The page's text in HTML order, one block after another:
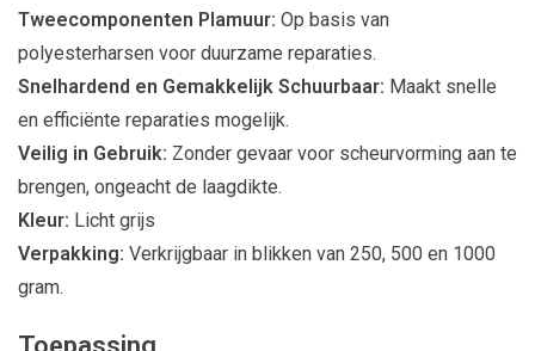
Tweecomponenten Plamuur: Op basis van
polyesterharsen voor duurzame reparaties.
Snelhardend en Gemakkelijk Schuurbaar: Maakt snelle
en efficiënte reparaties mogelijk.
Veilig in Gebruik: Zonder gevaar voor scheurvorming aan te
brengen, ongeacht de laagdikte.
Kleur: Licht grijs
Verpakking: Verkrijgbaar in blikken van 250, 500 en 1000
gram.